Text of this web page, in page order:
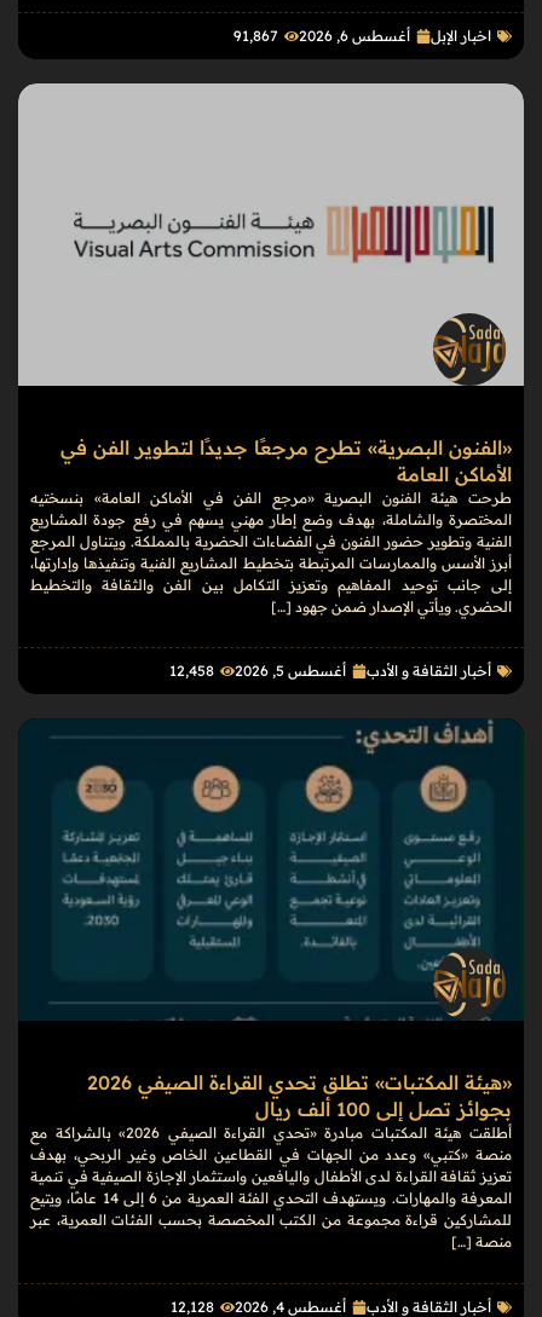
اخبار الإبل أغسطس 6, 2026 91٬867
«الفنون البصرية» تطرح مرجعًا جديدًا لتطوير الفن في
الأماكن العامة
طرحت هيئة الفنون البصرية «مرجع الفن في الأماكن العامة» بنسختيه
المختصرة والشاملة، بهدف وضع إطار مهني يسهم في رفع جودة المشاريع
الفنية وتطوير حضور الفنون في الفضاءات الحضرية بالمملكة. ويتناول المرجع
أبرز الأسس والممارسات المرتبطة بتخطيط المشاريع الفنية وتنفيذها وإدارتها،
إلى جانب توحيد المفاهيم وتعزيز التكامل بين الفن والثقافة والتخطيط
الحضري. ويأتي الإصدار ضمن جهود […]
أخبار الثقافة و الأدب أغسطس 5, 2026 12٬458
«هيئة المكتبات» تطلق تحدي القراءة الصيفي 2026
بجوائز تصل إلى 100 ألف ريال
أطلقت هيئة المكتبات مبادرة «تحدي القراءة الصيفي 2026» بالشراكة مع
منصة «كتبي» وعدد من الجهات في القطاعين الخاص وغير الربحي، بهدف
تعزيز ثقافة القراءة لدى الأطفال واليافعين واستثمار الإجازة الصيفية في تنمية
المعرفة والمهارات. ويستهدف التحدي الفئة العمرية من 6 إلى 14 عامًا، ويتيح
للمشاركين قراءة مجموعة من الكتب المخصصة بحسب الفئات العمرية، عبر
منصة […]
أخبار الثقافة و الأدب أغسطس 4, 2026 12٬128